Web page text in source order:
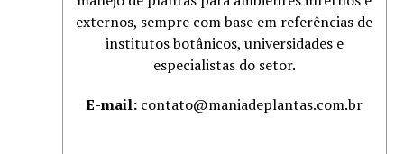
externos, sempre com base em referências de
institutos botânicos, universidades e
especialistas do setor.
E-mail: contato@maniadeplantas.com.br